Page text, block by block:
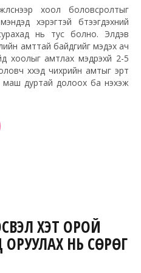
хоол боловсролтыг
хэрэгтэй бүтээгдэхүүний
нь тус болно. Элдэв
амттай байдгийг мэдэх ач
хоолыг амтлах мэдрэхүй 2-5
хүүхэд чихрийн амтыг эрт
маш дуртай долоох ба нэхэж
ХЭТ ОРОЙ
НЬ СӨРӨГ